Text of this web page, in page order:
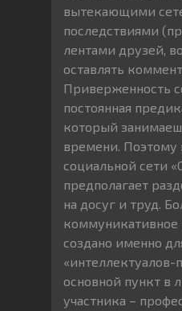
вытекающими
последствиями
лентами друзей,
оставлять
Приверженность
постоянная
который
времени. Поэтому
социальной сети
предполагает
на досуг и труд.
коммуникативное
создано именно
«интеллектуалов-
основной пункт в
участника –